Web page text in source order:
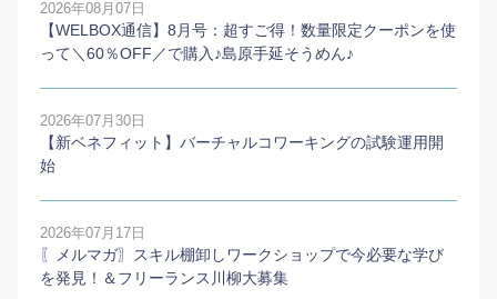
2026年08月07日
【WELBOX通信】8月号：超すご得！数量限定クーポンを使
って＼60％OFF／で購入♪島原手延そうめん♪
2026年07月30日
【新ベネフィット】バーチャルコワーキングの試験運用開
始
2026年07月17日
〖メルマガ〗スキル棚卸しワークショップで今必要な学び
を発見！＆フリーランス川柳大募集